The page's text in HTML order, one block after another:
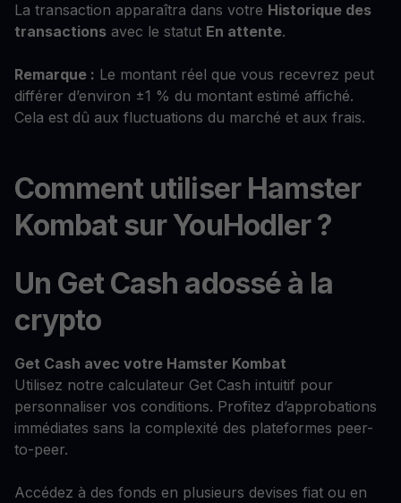
La transaction apparaîtra dans votre Historique des
transactions avec le statut En attente.
Remarque : Le montant réel que vous recevrez peut
différer d’environ ±1 % du montant estimé affiché.
Cela est dû aux fluctuations du marché et aux frais.
Comment utiliser Hamster
Kombat sur YouHodler ?
Un Get Cash adossé à la
crypto
Get Cash avec votre Hamster Kombat
Utilisez notre calculateur Get Cash intuitif pour
personnaliser vos conditions. Profitez d’approbations
immédiates sans la complexité des plateformes peer-
to-peer.
Accédez à des fonds en plusieurs devises fiat ou en